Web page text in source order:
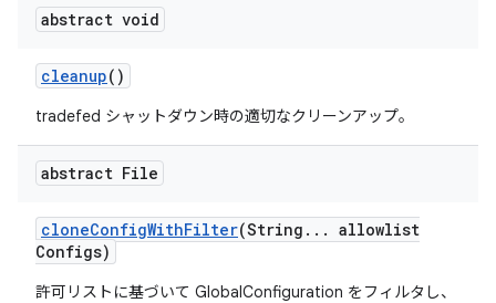
abstract void
cleanup()
tradefed シャットダウン時の適切なクリーンアップ。
abstract File
cloneConfigWithFilter(String . . . allowlist
Configs)
許可リストに基づいて GlobalConfiguration をフィルタし、